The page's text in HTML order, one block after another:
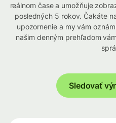
reálnom čase a umožňuje
posledných 5 rokov. Čakáte
upozornenie a my vám
našim denným prehľadom
Sledovať